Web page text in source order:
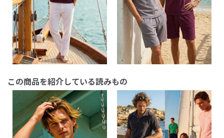
この商品を紹介している読みもの